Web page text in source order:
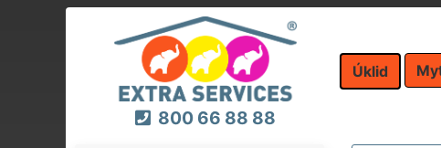
800 66 88 88
Úklid